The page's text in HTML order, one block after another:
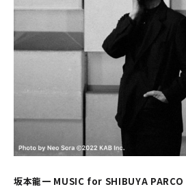
坂本龍一 MUSIC for SHIBUYA PARCO